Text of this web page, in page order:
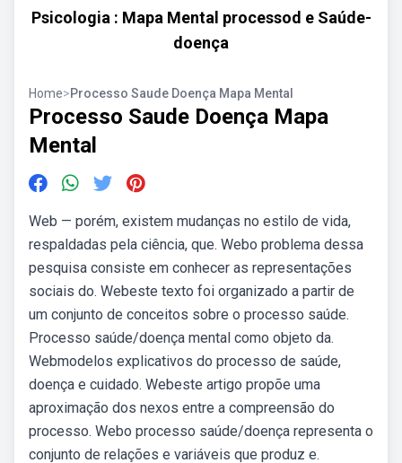
Psicologia : Mapa Mental processod e Saúde-
doença
Home>Processo Saude Doença Mapa Mental
Processo Saude Doença Mapa
Mental
Web — porém, existem mudanças no estilo de vida,
respaldadas pela ciência, que. Webo problema dessa
pesquisa consiste em conhecer as representações
sociais do. Webeste texto foi organizado a partir de
um conjunto de conceitos sobre o processo saúde.
Processo saúde/doença mental como objeto da.
Webmodelos explicativos do processo de saúde,
doença e cuidado. Webeste artigo propõe uma
aproximação dos nexos entre a compreensão do
processo. Webo processo saúde/doença representa o
conjunto de relações e variáveis que produz e.